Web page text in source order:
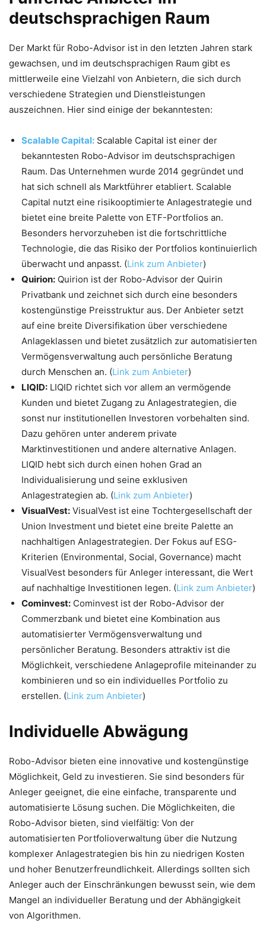
deutschsprachigen Raum
Der Markt für Robo-Advisor ist in den letzten Jahren stark
gewachsen, und im deutschsprachigen Raum gibt es
mittlerweile eine Vielzahl von Anbietern, die sich durch
verschiedene Strategien und Dienstleistungen
auszeichnen. Hier sind einige der bekanntesten:
Scalable Capital: Scalable Capital ist einer der
bekanntesten Robo-Advisor im deutschsprachigen
Raum. Das Unternehmen wurde 2014 gegründet und
hat sich schnell als Marktführer etabliert. Scalable
Capital nutzt eine risikooptimierte Anlagestrategie und
bietet eine breite Palette von ETF-Portfolios an.
Besonders hervorzuheben ist die fortschrittliche
Technologie, die das Risiko der Portfolios kontinuierlich
überwacht und anpasst. (Link zum Anbieter)
Quirion: Quirion ist der Robo-Advisor der Quirin
Privatbank und zeichnet sich durch eine besonders
kostengünstige Preisstruktur aus. Der Anbieter setzt
auf eine breite Diversifikation über verschiedene
Anlageklassen und bietet zusätzlich zur automatisierten
Vermögensverwaltung auch persönliche Beratung
durch Menschen an. (Link zum Anbieter)
LIQID: LIQID richtet sich vor allem an vermögende
Kunden und bietet Zugang zu Anlagestrategien, die
sonst nur institutionellen Investoren vorbehalten sind.
Dazu gehören unter anderem private
Marktinvestitionen und andere alternative Anlagen.
LIQID hebt sich durch einen hohen Grad an
Individualisierung und seine exklusiven
Anlagestrategien ab. (Link zum Anbieter)
VisualVest: VisualVest ist eine Tochtergesellschaft der
Union Investment und bietet eine breite Palette an
nachhaltigen Anlagestrategien. Der Fokus auf ESG-
Kriterien (Environmental, Social, Governance) macht
VisualVest besonders für Anleger interessant, die Wert
auf nachhaltige Investitionen legen. (Link zum Anbieter)
Cominvest: Cominvest ist der Robo-Advisor der
Commerzbank und bietet eine Kombination aus
automatisierter Vermögensverwaltung und
persönlicher Beratung. Besonders attraktiv ist die
Möglichkeit, verschiedene Anlageprofile miteinander zu
kombinieren und so ein individuelles Portfolio zu
erstellen. (Link zum Anbieter)
Individuelle Abwägung
Robo-Advisor bieten eine innovative und kostengünstige
Möglichkeit, Geld zu investieren. Sie sind besonders für
Anleger geeignet, die eine einfache, transparente und
automatisierte Lösung suchen. Die Möglichkeiten, die
Robo-Advisor bieten, sind vielfältig: Von der
automatisierten Portfolioverwaltung über die Nutzung
komplexer Anlagestrategien bis hin zu niedrigen Kosten
und hoher Benutzerfreundlichkeit. Allerdings sollten sich
Anleger auch der Einschränkungen bewusst sein, wie dem
Mangel an individueller Beratung und der Abhängigkeit
von Algorithmen.